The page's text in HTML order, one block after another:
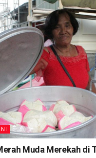
Muda Merekah di